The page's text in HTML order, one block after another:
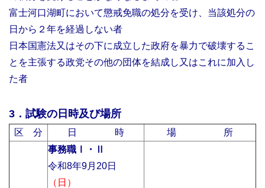
富士河口湖町において懲戒免職の処分を受け、当該処分の
日から２年を経過しない者
日本国憲法又はその下に成立した政府を暴力で破壊するこ
とを主張する政党その他の団体を結成し又はこれに加入し
た者
3．試験の日時及び場所
区 分 日 時 場 所
事務職Ⅰ・Ⅱ
令和8年9月20日
（日）